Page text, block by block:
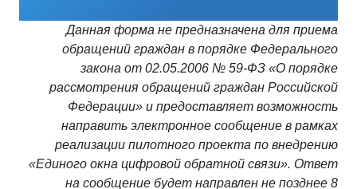
Данная форма не предназначена для приема
обращений граждан в порядке Федерального
закона от 02.05.2006 № 59-ФЗ «О порядке
рассмотрения обращений граждан Российской
Федерации» и предоставляет возможность
направить электронное сообщение в рамках
реализации пилотного проекта по внедрению
«Единого окна цифровой обратной связи». Ответ
на сообщение будет направлен не позднее 8